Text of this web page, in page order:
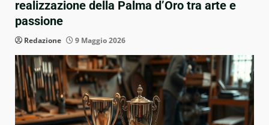
realizzazione della Palma d’Oro tra arte e
passione
Redazione 9 Maggio 2026